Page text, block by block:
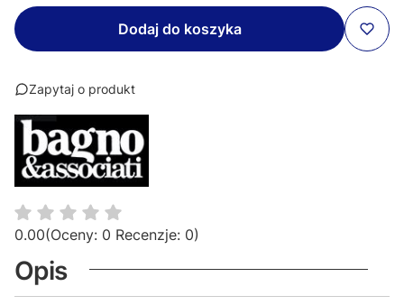
Dodaj do koszyka
Zapytaj o produkt
0.00(Oceny: 0 Recenzje: 0)
Opis